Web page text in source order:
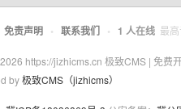
免责声明 • 联系我们 • 1 人在线 最
https://jizhicms.cn 极致CMS | 免费
by极致CMS（jizhicms）